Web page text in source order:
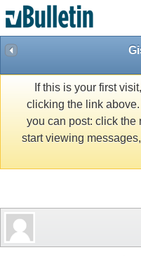
If this is your first
clicking the link
you can post: click the
start viewing